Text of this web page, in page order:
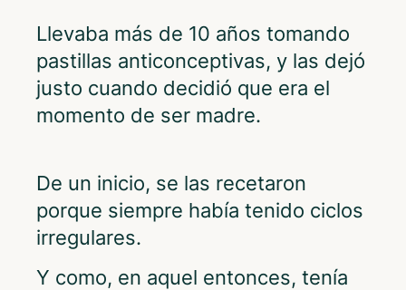
Llevaba más de 10 años tomando
pastillas anticonceptivas, y las dejó
justo cuando decidió que era el
momento de ser madre.
De un inicio, se las recetaron
porque siempre había tenido ciclos
irregulares.
Y como, en aquel entonces, tenía